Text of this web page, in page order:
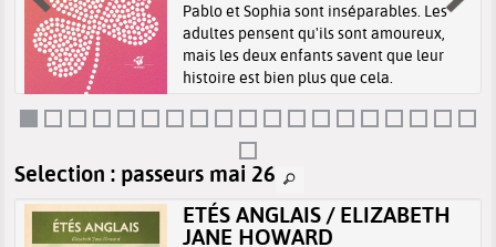
Pablo et Sophia sont inséparables. Les
adultes pensent qu'ils sont amoureux,
mais les deux enfants savent que leur
histoire est bien plus que cela.
Selection : passeurs mai 26
ETÉS ANGLAIS / ELIZABETH
JANE HOWARD